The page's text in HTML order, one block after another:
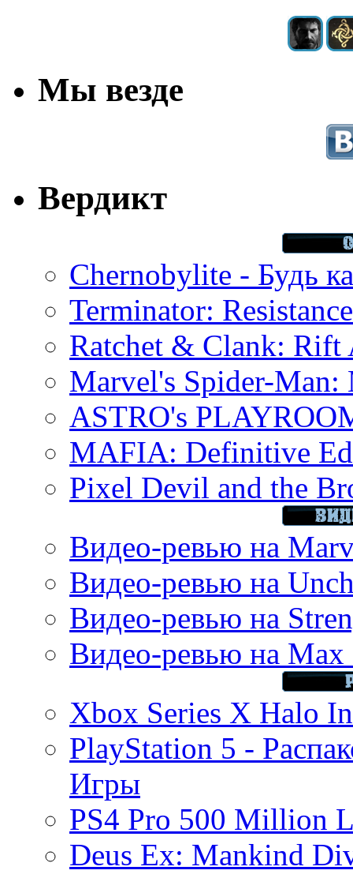
Мы везде
Вердикт
Chernobylite - Будь
Terminator:
Ratchet & Clank: Rift
Marvel's Spider-Man:
ASTRO's
MAFIA: Definitive
Pixel Devil and the
Видео-ревью на
Видео-ревью на
Видео-ревью на
Видео-ревью на Max
Xbox Series X Halo
PlayStation 5 -
Игры
PS4 Pro 500 Million
Deus Ex: Mankind